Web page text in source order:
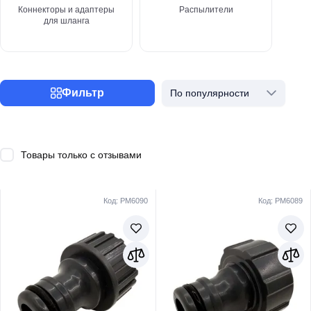
Коннекторы и адаптеры
для шланга
Распылители
Фильтр По популярности
Товары только с отзывами
Код: PM6090 Код: PM6089